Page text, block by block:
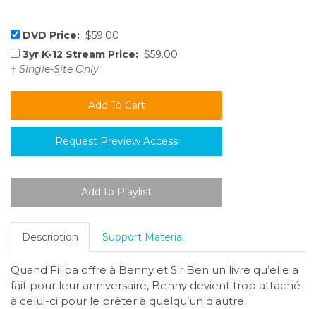
DVD Price: $59.00
3yr K-12 Stream Price: $59.00
† Single-Site Only
Request Preview Access
Description Support Material
Quand Filipa offre à Benny et Sir Ben un livre qu’elle a
fait pour leur anniversaire, Benny devient trop attaché
à celui-ci pour le prêter à quelqu’un d’autre.